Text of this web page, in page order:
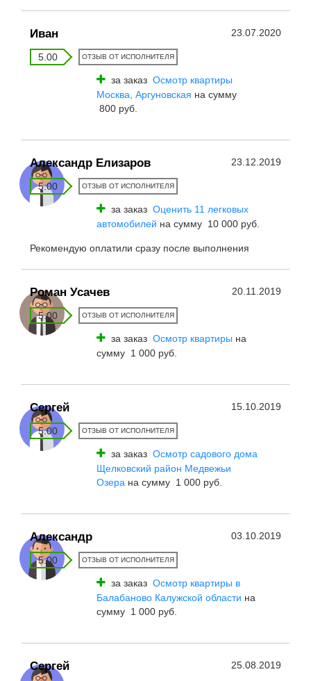
Иван 23.07.2020
5.00 ОТЗЫВ ОТ ИСПОЛНИТЕЛЯ
за заказ Осмотр квартиры
Москва, Аргуновская на сумму
800 руб.
Александр Елизаров 23.12.2019
5.00 ОТЗЫВ ОТ ИСПОЛНИТЕЛЯ
за заказ Оценить 11 легковых
автомобилей на сумму 10 000 руб.
Рекомендую оплатили сразу после выполнения
Роман Усачев 20.11.2019
5.00 ОТЗЫВ ОТ ИСПОЛНИТЕЛЯ
за заказ Осмотр квартиры на
сумму 1 000 руб.
Сергей 15.10.2019
5.00 ОТЗЫВ ОТ ИСПОЛНИТЕЛЯ
за заказ Осмотр садового дома
Щелковский район Медвежьи
Озера на сумму 1 000 руб.
Александр 03.10.2019
5.00 ОТЗЫВ ОТ ИСПОЛНИТЕЛЯ
за заказ Осмотр квартиры в
Балабаново Калужской области на
сумму 1 000 руб.
Сергей 25.08.2019